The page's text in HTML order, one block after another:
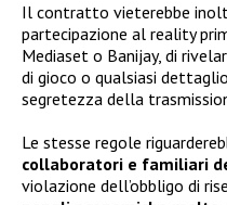
Il contratto vieterebbe
partecipazione al reality
Mediaset o Banijay, di
di gioco o qualsiasi
segretezza della
Le stesse regole
collaboratori e familiari
violazione dell’obbligo di